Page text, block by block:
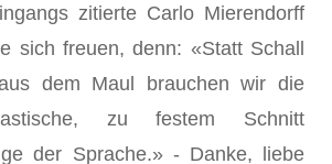
zitierte Carlo Mierendorff
sich freuen, denn: «Statt Schall
dem Maul brauchen wir die
zu festem Schnitt
der Sprache.» - Danke, liebe